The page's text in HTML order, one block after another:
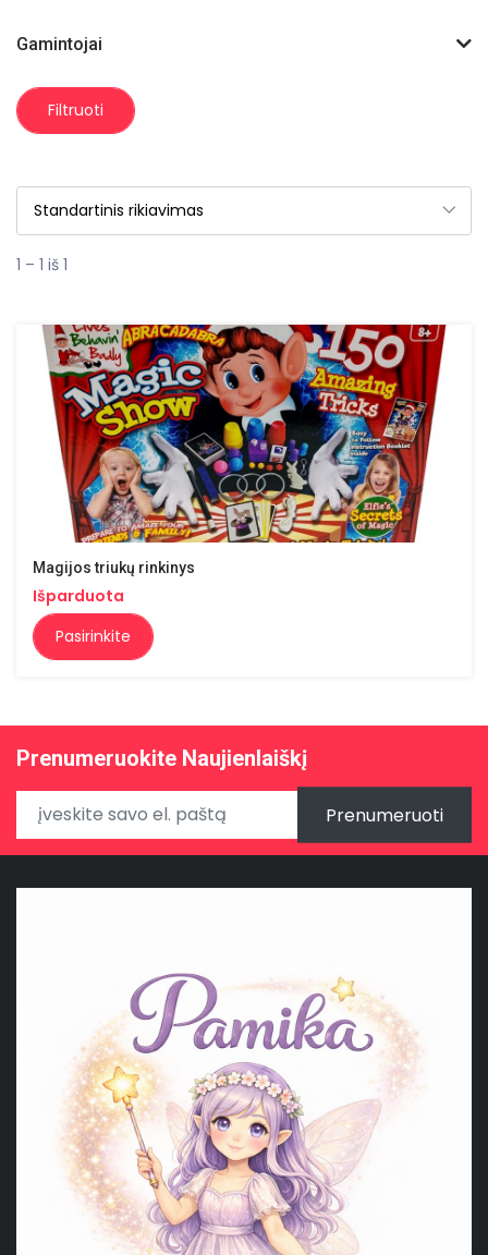
Gamintojai
Filtruoti
1 – 1 iš 1
Magijos triukų rinkinys
Išparduota
Pasirinkite
Prenumeruokite Naujienlaiškį
Prenumeruoti